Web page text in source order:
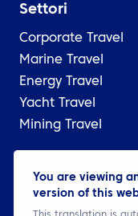
You are viewing
version of this
Settori
Corporate Travel
Marine Travel
Energy Travel
Yacht Travel
Mining Travel
© 2026 ATPI
Legale
Informativa